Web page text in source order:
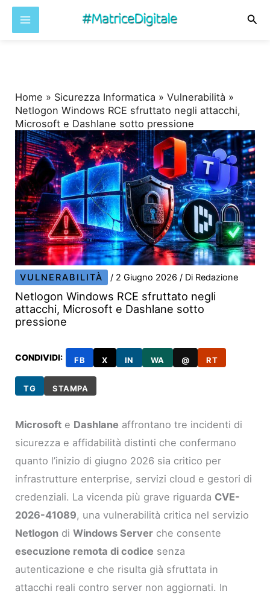
Home » Sicurezza Informatica »Vulnerabilità »
Netlogon Windows RCE sfruttato negli attacchi,
Microsoft e Dashlane sotto pressione
VULNERABILITÀ / 2 Giugno 2026/ Di Redazione
Netlogon Windows RCE sfruttato negli
attacchi, Microsoft e Dashlane sotto
pressione
CONDIVIDI: FB X IN WA @ RT
TG STAMPA
Microsoft e Dashlane affrontano tre incidenti di
sicurezza e affidabilità distinti che confermano
quanto l’inizio di giugno 2026 sia critico per
infrastrutture enterprise, servizi cloud e gestori di
credenziali. La vicenda più grave riguarda CVE-
2026-41089, una vulnerabilità critica nel servizio
Netlogon diWindows Server che consente
esecuzione remota di codice senza
autenticazione e che risulta già sfruttata in
attacchi reali contro server non aggiornati. In